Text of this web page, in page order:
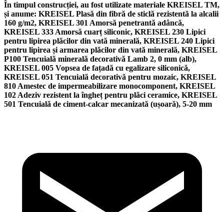
În timpul construcției, au fost utilizate materiale KREISEL TM,
și anume: KREISEL Plasă din fibră de sticlă rezistentă la alcalii
160 g/m2, KREISEL 301 Amorsă penetrantă adâncă,
KREISEL 333 Amorsă cuarț siliconic, KREISEL 230 Lipici
pentru lipirea plăcilor din vată minerală, KREISEL 240 Lipici
pentru lipirea și armarea plăcilor din vată minerală, KREISEL
P100 Tencuială minerală decorativă Lamb 2, 0 mm (alb),
KREISEL 005 Vopsea de fațadă cu egalizare siliconică,
KREISEL 051 Tencuială decorativă pentru mozaic, KREISEL
810 Amestec de impermeabilizare monocomponent, KREISEL
102 Adeziv rezistent la îngheț pentru plăci ceramice, KREISEL
501 Tencuială de ciment-calcar mecanizată (ușoară), 5-20 mm